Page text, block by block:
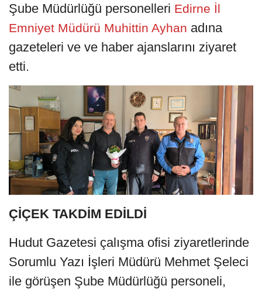
Şube Müdürlüğü personelleri Edirne İl
Emniyet Müdürü Muhittin Ayhan adına
gazeteleri ve ve haber ajanslarını ziyaret
etti.
ÇİÇEK TAKDİM EDİLDİ
Hudut Gazetesi çalışma ofisi ziyaretlerinde
Sorumlu Yazı İşleri Müdürü Mehmet Şeleci
ile görüşen Şube Müdürlüğü personeli,